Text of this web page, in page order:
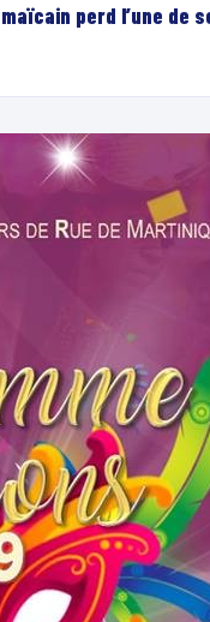
perd l’une de